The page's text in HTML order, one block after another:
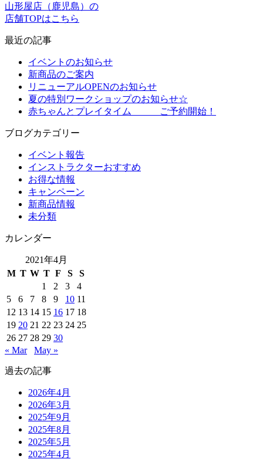
山形屋店（鹿児島）の
店舗TOPはこちら
最近の記事
イベントのお知らせ
新商品のご案内
リニューアルOPENのお知らせ
夏の特別ワークショップのお知らせ☆
赤ちゃんとプレイタイム ご予約開始！
ブログカテゴリー
イベント報告
インストラクターおすすめ
お得な情報
キャンペーン
新商品情報
未分類
カレンダー
2021年4月
M T W T F S
S
1
2 3
4
5
6 7 8 9 10 11
12 13 14 15 16 17 18
19 20 21 22 23 24 25
26 27 28 29 30
« Mar
May »
過去の記事
2026年4月
2026年3月
2025年9月
2025年8月
2025年5月
2025年4月